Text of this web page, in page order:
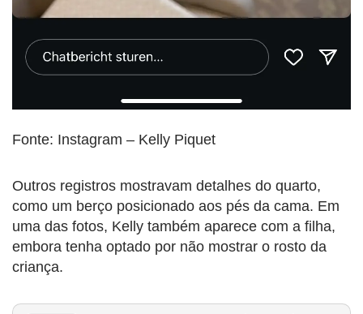
Fonte: Instagram – Kelly Piquet
Outros registros mostravam detalhes do quarto,
como um berço posicionado aos pés da cama. Em
uma das fotos, Kelly também aparece com a filha,
embora tenha optado por não mostrar o rosto da
criança.